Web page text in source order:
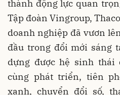
thành động lực quan
Tập đoàn Vingroup,
doanh nghiệp đã vươn
đầu trong đổi mới sáng
dựng được hệ sinh thái
cùng phát triển, tiên
xanh, chuyển đổi số,